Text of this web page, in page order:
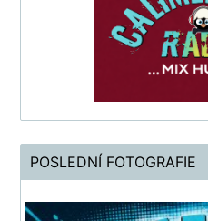
POSLEDNÍ FOTOGRAFIE